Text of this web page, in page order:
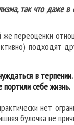
так что даже
переоценки
подходят
в
себе жизнь.
нет
булочка не